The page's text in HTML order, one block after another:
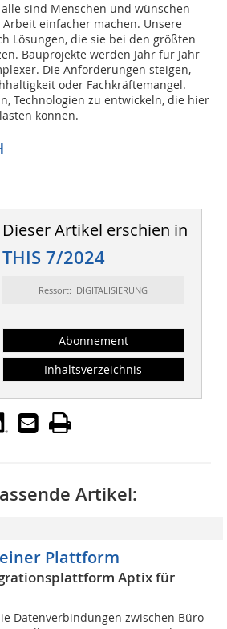
sind Menschen und wünschen
Arbeit einfacher machen. Unsere
Lösungen, die sie bei den größten
Bauprojekte werden Jahr für Jahr
Die Anforderungen steigen,
oder Fachkräftemangel.
Technologien zu entwickeln, die hier
können.
Dieser Artikel erschien in
THIS 7/2024
Ressort: DIGITALISIERUNG
Abonnement
Inhaltsverzeichnis
Artikel:
Plattform
Aptix für
Datenverbindungen zwischen Büro